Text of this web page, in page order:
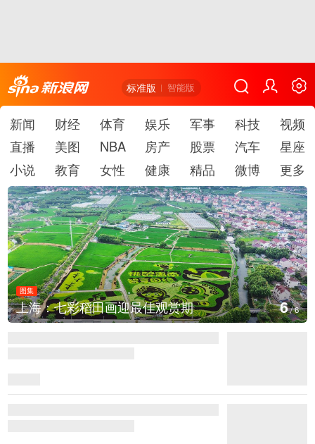
标准版 智能版
新闻 财经 体育 娱乐 军事 科技
视频
直播
美图 NBA 房产 股票 汽车
星座
小说
教育 女性 健康 精品 微博 更多
图集
厄瓜多尔总统诺沃亚会见阿根廷总统米莱 1/6